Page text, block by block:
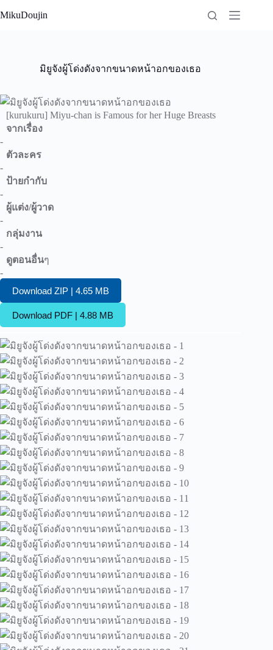
to
MikuDoujin
มิยูจังผู้โด่งดังจากขนาดหน้าอกของเธอ
[kurukuru] Miyu-chan is Famous for her Huge Breasts
จากเรื่อง
-
ตัวละคร
-
ป้ายกำกับ
-
ผู้แต่ง/ผู้วาด
-
กลุ่มงาน
-
ดูตอนอื่นๆ
-
Download ZIP | 4.65 MB
Download PDF | 4.88 MB